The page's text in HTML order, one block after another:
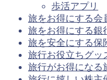
歩活アプリ
旅をお得にする会
旅をお得にする銀
旅を安全にする保
旅行お役立ちグッ
旅行がお得になる